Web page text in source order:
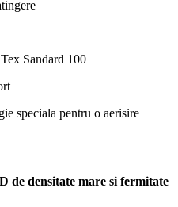
Sandard 100
speciala pentru o aerisire
de densitate mare si fermitate